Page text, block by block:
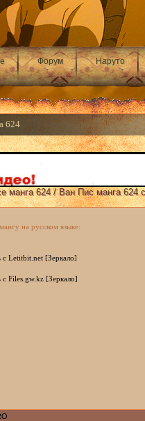
Форум Наруто
624
манга 624 / Ван Пис манга 624
на русском языке:
с Letitbit.net [Зеркало]
с Files.gw.kz [Зеркало]